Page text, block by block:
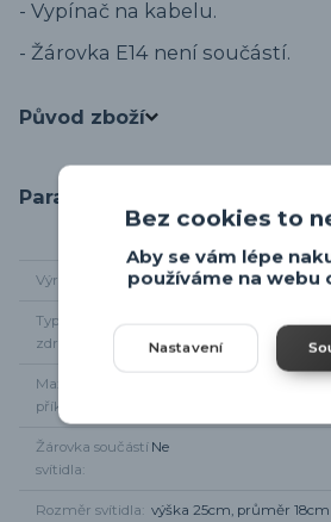
- Vypínač na kabelu.
- Žárovka E14 není součástí.
Původ zboží
Parametry
Výrobce Trio-leuchten
Typ světelného
zdroje
Maximální
příkon
Žárovka součástí
svítidla
Ne
Rozměr svítidla výška 25cm, průměr 18cm
Bez cookies to
Aby se vám lépe
používáme na webu
Nastavení